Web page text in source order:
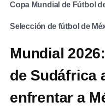
Copa Mundial de Fútbol
Selección de fútbol de
Mundial
de Sudáfrica
enfrentar a